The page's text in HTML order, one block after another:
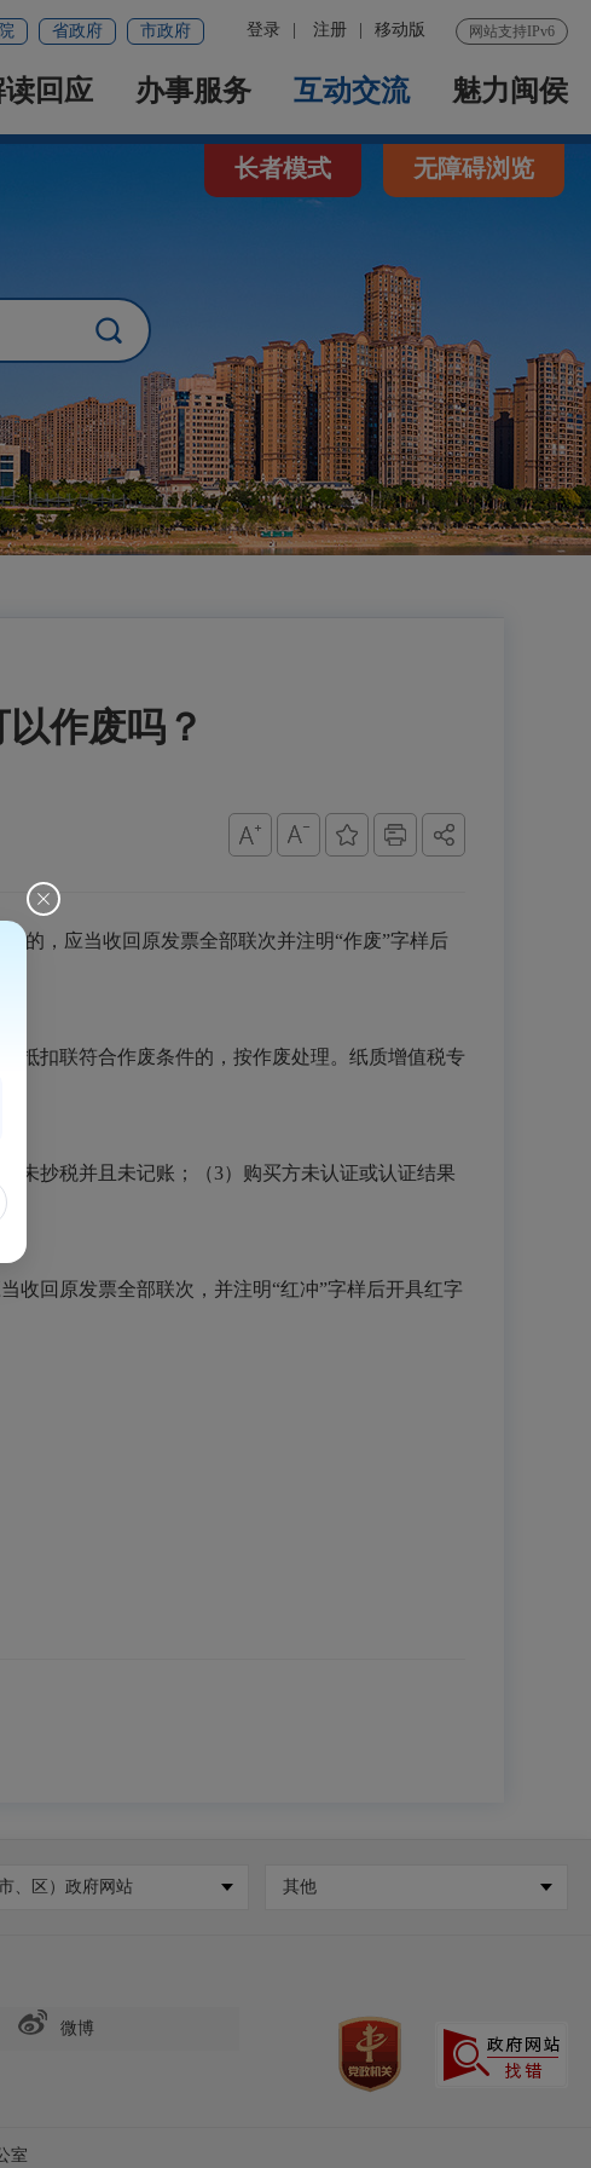
网站支持IPv6
登录 注册 移动版
省政府 市政府
读回应 办事服务 互动交流 魅力闽侯
长者模式 无障碍浏览
作废吗？
的，应当收回原发票全部联次并注明“作废”字样后
抵扣联符合作废条件的，按作废处理。纸质增值税专
未抄税并且未记账；（3）购买方未认证或认证结果
收回原发票全部联次，并注明“红冲”字样后开具红字
、区）政府网站 其他
微博
室